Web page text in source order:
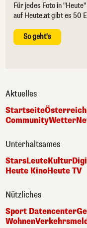
Für jedes Foto in
auf Heute.at gibt es 50
So geht's
Aktuelles
StartseiteÖsterreich
CommunityWetter
Unterhaltsames
StarsLeuteKultur
Heute KinoHeute TV
Nützliches
Sport Datencenter
Wohnen